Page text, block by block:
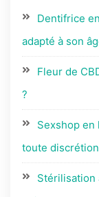
Dentifrice
adapté à son
Fleur de
?
Sexshop
toute
Stérilisation